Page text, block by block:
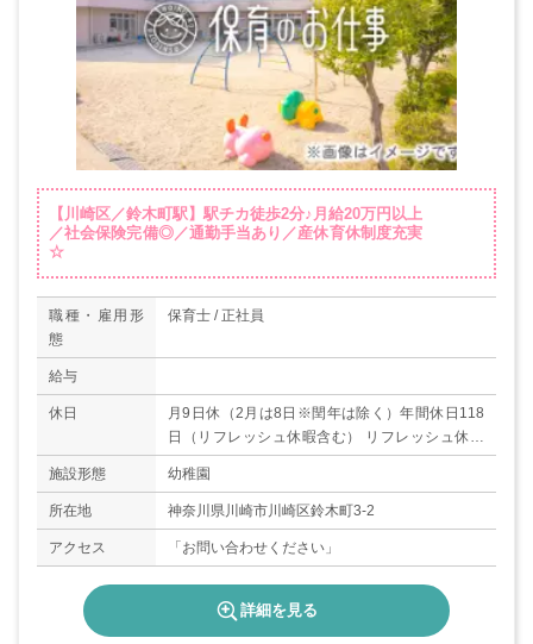
【川崎区／鈴木町駅】駅チカ徒歩2分♪月給20万円以上
／社会保険完備◎／通勤手当あり／産休育休制度充実
☆
職種・雇用形
態
保育士 / 正社員
給与
休日
月9日休（2月は8日※閏年は除く）年間休日118
日（リフレッシュ休暇含む） リフレッシュ休暇
と有休、公休を組み合わせて10日間の長期休暇可
能！
施設形態 幼稚園
所在地 神奈川県川崎市川崎区鈴木町3-2
アクセス 「お問い合わせください」
詳細を見る